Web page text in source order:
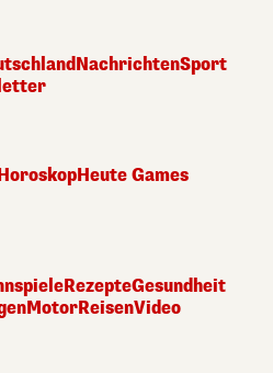
NachrichtenSport
Heute Games
RezepteGesundheit
MotorReisenVideo